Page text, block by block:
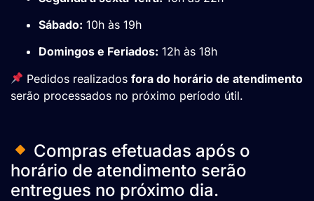
Sábado: 10h às 19h
Domingos e Feriados: 12h às 18h
Pedidos realizadosfora do horário de atendimento
serão processados no próximo período útil.
Compras efetuadas após o
horário de atendimento serão
entregues no próximo dia.